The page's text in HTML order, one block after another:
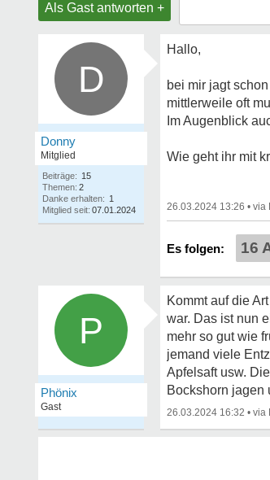
Als Gast antworten +
D
Donny
Mitglied
Beiträge: 15
Themen: 2
Danke erhalten: 1
Mitglied seit: 07.01.2024
Hallo,
bei mir jagt
mittlerweile oft
Im Augenblick
Wie geht ihr mit
26.03.2024 13:26 •
16
P
Phönix
Gast
Kommt auf die
war. Das ist nun
mehr so gut wie
jemand viele
Apfelsaft usw.
Bockshorn jagen
26.03.2024 16:32 •